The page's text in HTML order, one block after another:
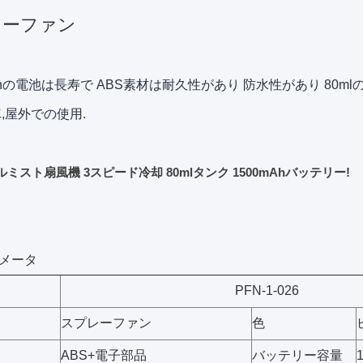
ファン
電池は長寿で ABS素材は耐久性があり 防水性があり 80ml
屋外での使用.
ミスト扇風機 3スピード冷却 80mlタンク 1500mAhバッテリー!
ータ
PFN-1-026
スプレーファン 色
ABS+電子部品 バッテリー容量